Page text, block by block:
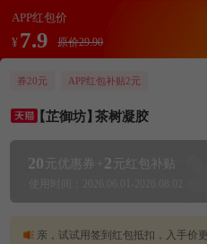
APP红包价
¥ 7.9 原价29.90
券20元 APP红包补贴2元
【芷御坊】茶树凝胶
20 元优惠券 + 2 元红包补贴
亲，试试用签到红包抵扣，入手价